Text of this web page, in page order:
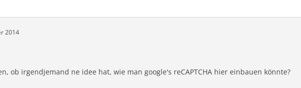
2014
ob irgendjemand ne idee hat, wie man google's reCAPTCHA hier einbauen könnte?